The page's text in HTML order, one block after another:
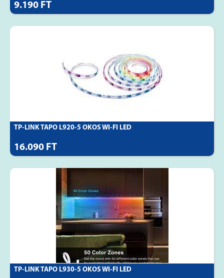
9.190 FT
TP-LINK TAPO L920-5 OKOS WI-FI LED
16.090 FT
TP-LINK TAPO L930-5 OKOS WI-FI LED